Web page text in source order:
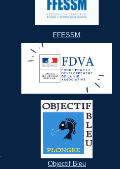
FFESSM
Objectif Bleu